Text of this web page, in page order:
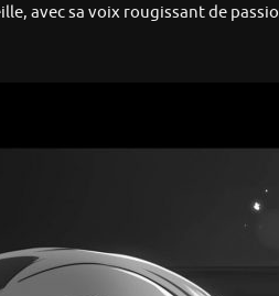
avec sa voix rougissant de